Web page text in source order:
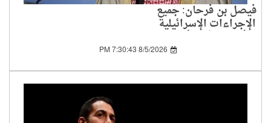
فيصل بن فرحان: جميع
الإجراءات الإسرائيلية
الأحادية في الأراضي
الفلسطينية باطلة 8/5/2026 7:30:43 PM